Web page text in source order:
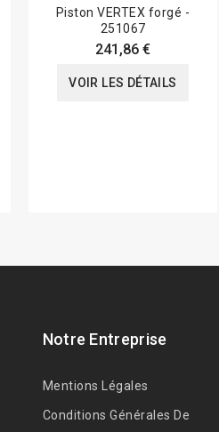
Piston VERTEX forgé -
251067
241,86 €
VOIR LES DÉTAILS
Notre Entreprise
Mentions Légales
Conditions Générales De